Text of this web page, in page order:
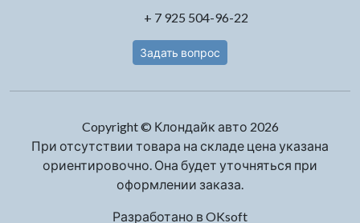
+ 7 925 504-96-22
Задать вопрос
Copyright © Клондайк авто 2026
При отсутствии товара на складе цена указана
ориентировочно. Она будет уточняться при
оформлении заказа.
Разработано в OKsoft